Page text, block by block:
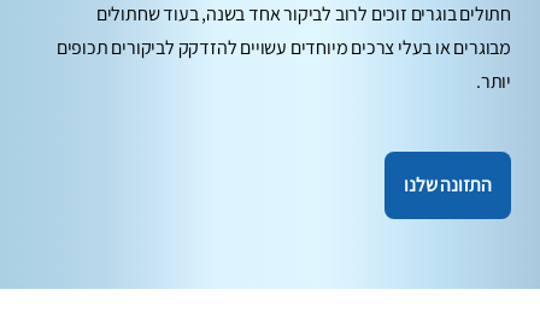
חתולים בוגרים זוכים לרוב לביקור אחד בשנה, בעוד שחתולים
מבוגרים או בעלי צרכים מיוחדים עשויים להזדקק לביקורים תכופים
יותר.
התזונה שלנו